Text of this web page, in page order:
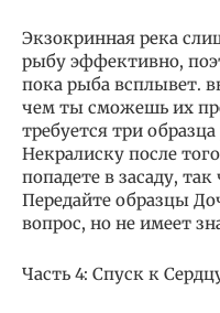
Экзокринная река
рыбу эффективно,
пока рыба всплывет.
чем ты сможешь их
требуется три
Некралиску после
попадете в засаду,
Передайте образцы
вопрос, но не имеет
Часть 4: Спуск к